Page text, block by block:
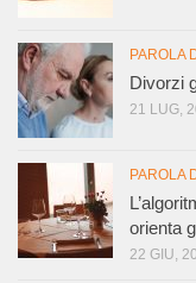
PAROLA
Divorzi
21 LUG,
PAROLA
orienta
22 GIU,